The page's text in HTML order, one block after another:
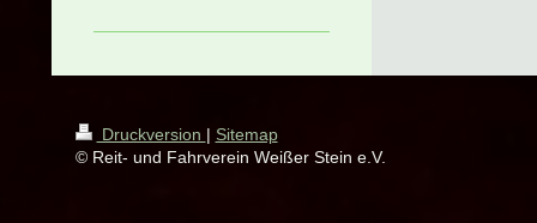
Druckversion | Sitemap
© Reit- und Fahrverein Weißer Stein e.V.